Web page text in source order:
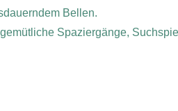
Bellen.
Spaziergänge,